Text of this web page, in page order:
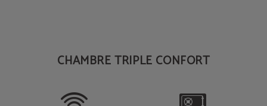
CHAMBRE TRIPLE CONFORT